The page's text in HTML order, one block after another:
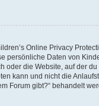
Online Privacy
persönliche Daten von
oder die Website, auf der
kann und nicht die
Forum gibt?“ behandelt